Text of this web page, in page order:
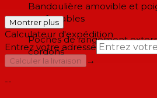
Bandoulière amovible et
confortables
Poches de rangement
cordons
Montrer plus
Calculateur d'expédition
Entrez votre adresse
Calculer la livraison
→
--